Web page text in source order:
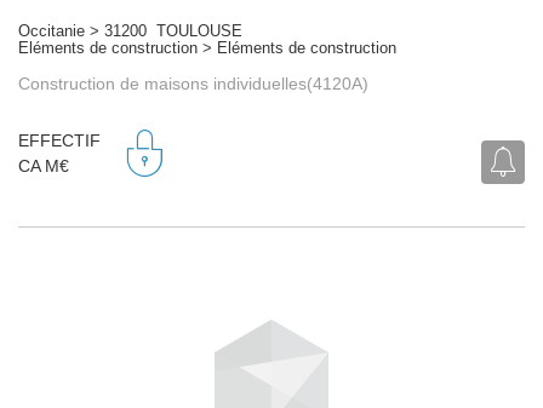
Occitanie > 31200 TOULOUSE
Eléments de construction > Eléments de construction
Construction de maisons individuelles(4120A)
EFFECTIF
CA M€